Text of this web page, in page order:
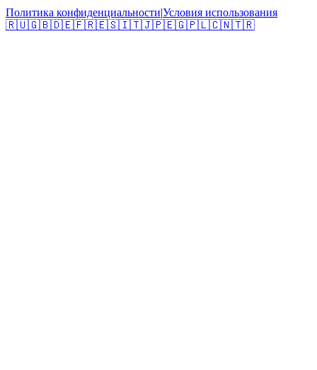
Политика конфиденциальности|Условия использования
🇷🇺🇬🇧🇩🇪🇫🇷🇪🇸🇮🇹🇯🇵🇪🇬🇵🇱🇨🇳🇹🇷